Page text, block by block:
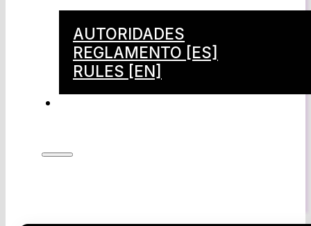
AUTORIDADES
REGLAMENTO [ES]
RULES [EN]